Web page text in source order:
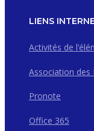
LIENS
Activités de
Association des
Pronote
Office 365